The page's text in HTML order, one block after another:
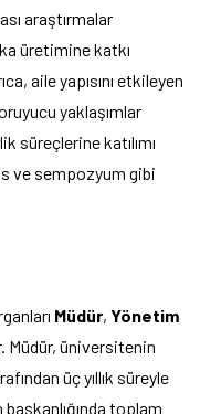
araştırmalar
üretimine katkı
aile yapısını etkileyen
yaklaşımlar
süreçlerine katılımı
ve sempozyum gibi
Müdür, Yönetim
Müdür, üniversitenin
üç yıllık süreyle
toplam